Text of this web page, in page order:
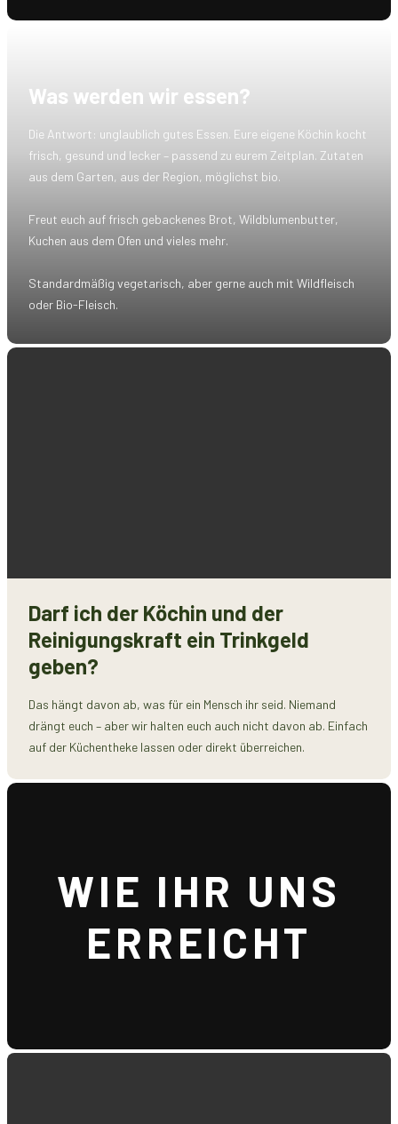
Was werden wir essen?
Die Antwort: unglaublich gutes Essen. Eure eigene Köchin kocht
frisch, gesund und lecker – passend zu eurem Zeitplan. Zutaten
aus dem Garten, aus der Region, möglichst bio.
Freut euch auf frisch gebackenes Brot, Wildblumenbutter,
Kuchen aus dem Ofen und vieles mehr.
Standardmäßig vegetarisch, aber gerne auch mit Wildfleisch
oder Bio-Fleisch.
Darf ich der Köchin und der
Reinigungskraft ein Trinkgeld
geben?
Das hängt davon ab, was für ein Mensch ihr seid. Niemand
drängt euch – aber wir halten euch auch nicht davon ab. Einfach
auf der Küchentheke lassen oder direkt überreichen.
WIE IHR UNS
ERREICHT